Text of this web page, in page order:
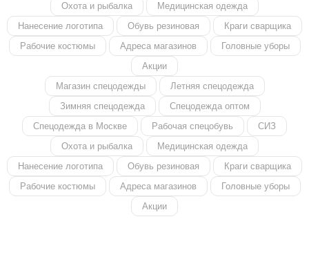
Охота и рыбалка
Медицинская одежда
Нанесение логотипа
Обувь резиновая
Краги сварщика
Рабочие костюмы
Адреса магазинов
Головные уборы
Акции
Магазин спецодежды
Летняя спецодежда
Зимняя спецодежда
Спецодежда оптом
Спецодежда в Москве
Рабочая спецобувь
СИЗ
Охота и рыбалка
Медицинская одежда
Нанесение логотипа
Обувь резиновая
Краги сварщика
Рабочие костюмы
Адреса магазинов
Головные уборы
Акции